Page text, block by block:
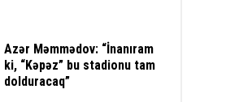
Azər Məmmədov: “İnanıram
ki, “Kəpəz” bu stadionu tam
dolduracaq”